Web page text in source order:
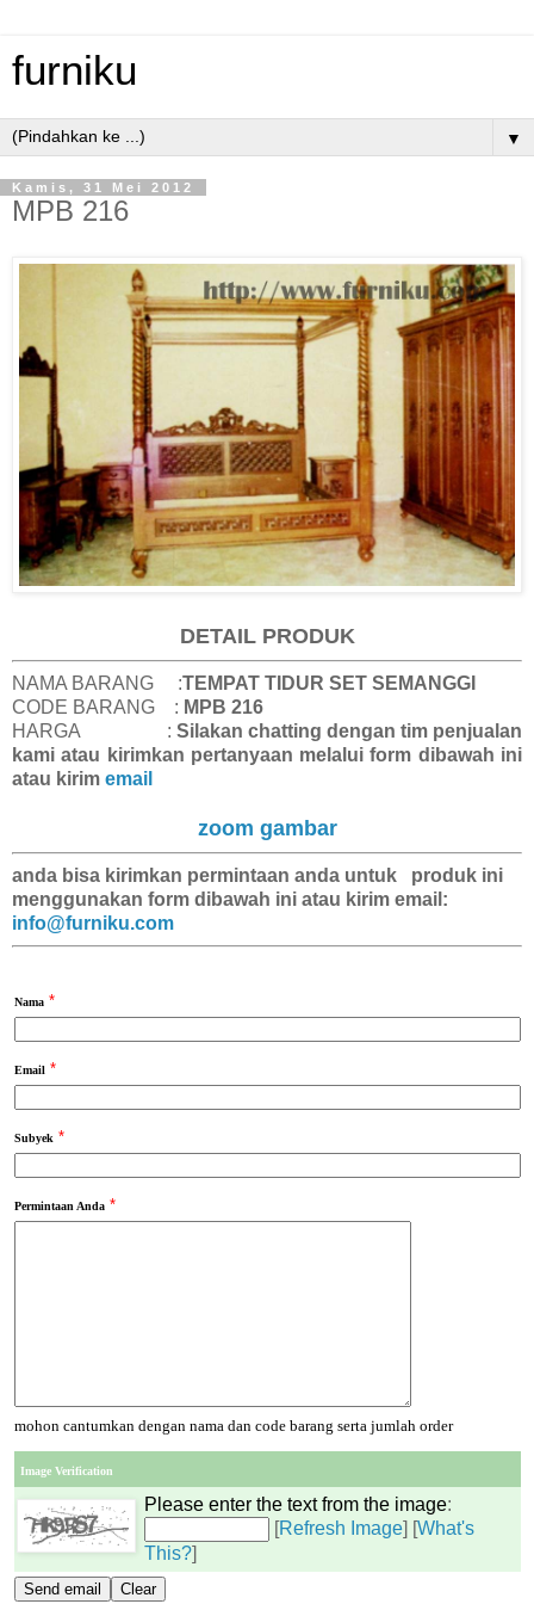
furniku
▼
Kamis, 31 Mei 2012
MPB 216
DETAIL PRODUK
NAMA BARANG :TEMPAT TIDUR SET SEMANGGI
CODE BARANG : MPB 216
HARGA : Silakan chatting dengan tim penjualan
kami atau kirimkan pertanyaan melalui form dibawah ini
atau kirim email
zoom gambar
anda bisa kirimkan permintaan anda untuk produk ini
menggunakan form dibawah ini atau kirim email:
info@furniku.com
Nama *
Email *
Subyek *
Permintaan Anda *
mohon cantumkan dengan nama dan code barang serta jumlah order
Image Verification
Please enter the text from the image:
[Refresh Image] [What's
This?]